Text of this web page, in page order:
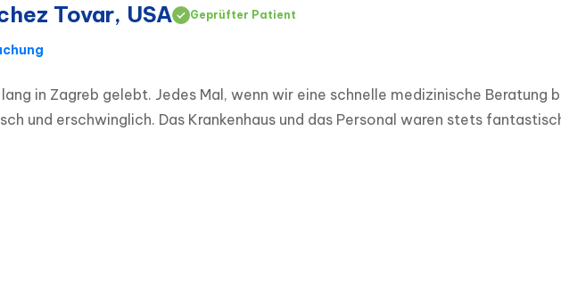
Tovar, USA Geprüfter Patient
lang in Zagreb gelebt. Jedes Mal, wenn wir eine schnelle medizinische
und erschwinglich. Das Krankenhaus und das Personal waren stets